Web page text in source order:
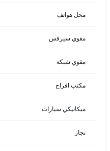
محل هواتف
مقوي سيرفس
مقوي شبكة
مكتب افراح
ميكانيكي سيارات
نجار